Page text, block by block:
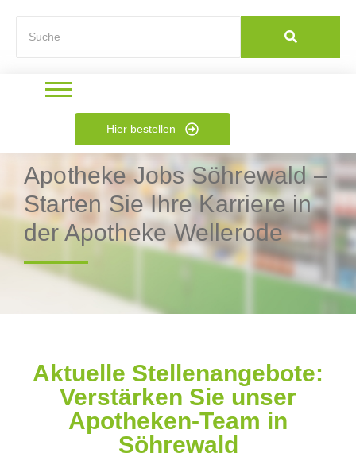
Hier bestellen
Apotheke Jobs Söhrewald –
Starten Sie Ihre Karriere in
der Apotheke Wellerode
Aktuelle Stellenangebote:
Verstärken Sie unser
Apotheken-Team in
Söhrewald